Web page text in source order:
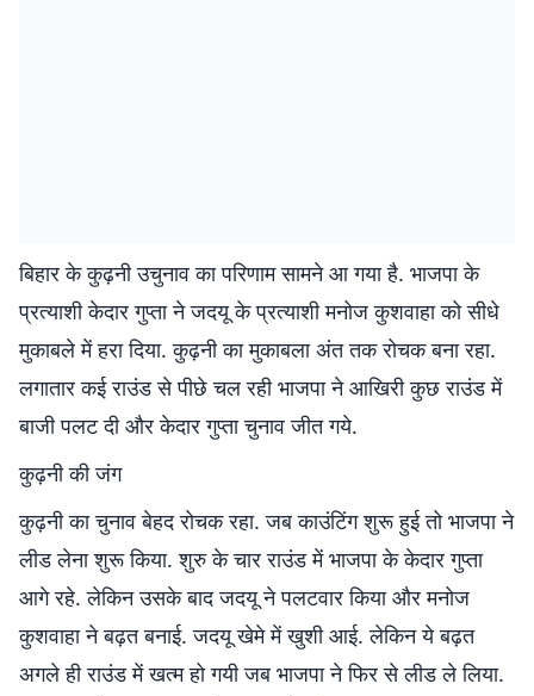
बिहार के कुढ़नी उचुनाव का परिणाम सामने आ गया है. भाजपा के
प्रत्याशी केदार गुप्ता ने जदयू के प्रत्याशी मनोज कुशवाहा को सीधे
मुकाबले में हरा दिया. कुढ़नी का मुकाबला अंत तक रोचक बना रहा.
लगातार कई राउंड से पीछे चल रही भाजपा ने आखिरी कुछ राउंड में
बाजी पलट दी और केदार गुप्ता चुनाव जीत गये.
कुढ़नी की जंग
कुढ़नी का चुनाव बेहद रोचक रहा. जब काउंटिंग शुरू हुई तो भाजपा ने
लीड लेना शुरू किया. शुरु के चार राउंड में भाजपा के केदार गुप्ता
आगे रहे. लेकिन उसके बाद जदयू ने पलटवार किया और मनोज
कुशवाहा ने बढ़त बनाई. जदयू खेमे में खुशी आई. लेकिन ये बढ़त
अगले ही राउंड में खत्म हो गयी जब भाजपा ने फिर से लीड ले लिया.